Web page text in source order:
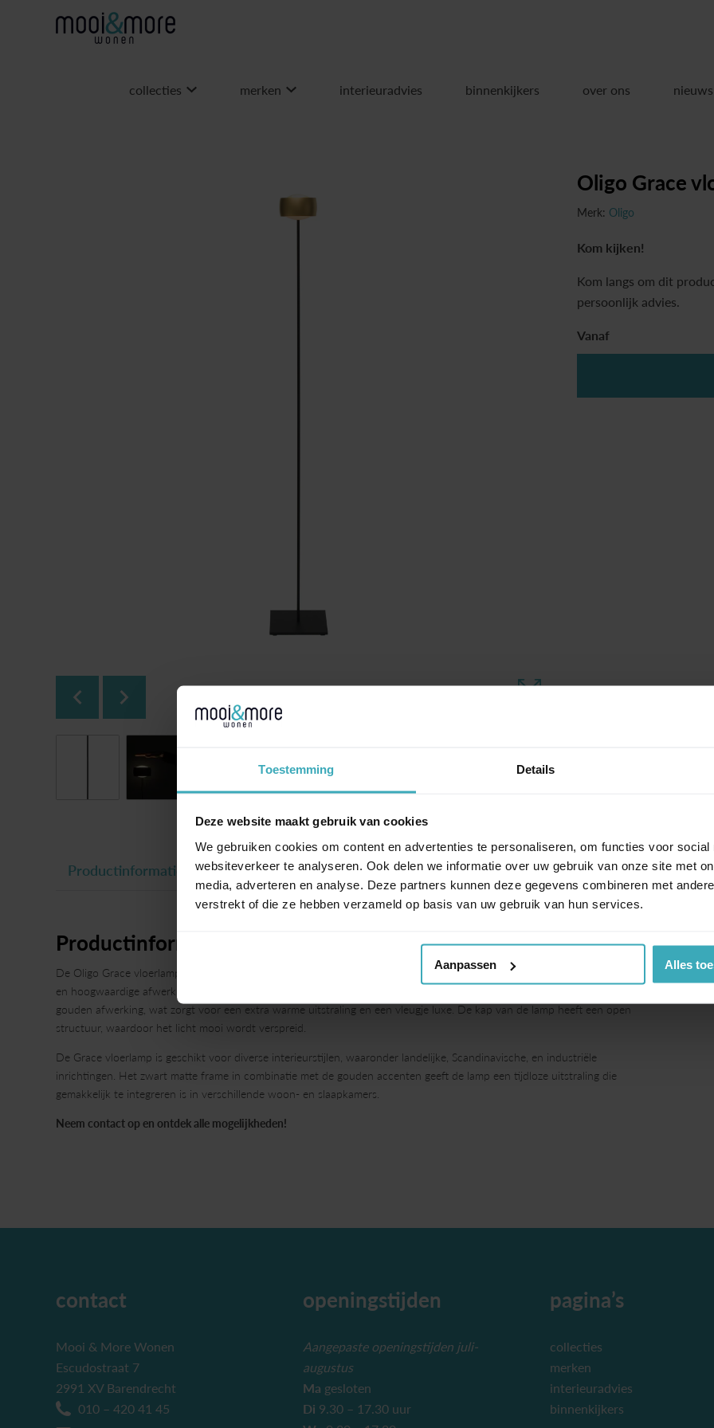
Toestemming Details
Deze website maakt gebruik van cookies
We gebruiken cookies om content en advertenties te personaliseren, om functies voor social
websiteverkeer te analyseren. Ook delen we informatie over uw gebruik van onze site met
media, adverteren en analyse. Deze partners kunnen deze gegevens combineren met
verstrekt of die ze hebben verzameld op basis van uw gebruik van hun services.
Aanpassen Alles
collecties merken interieuradvies binnenkijkers over ons nieuws
Oligo Grace
Merk: Oligo
Kom kijken!
Kom langs om dit
persoonlijk advies.
Vanaf
Productinformatie
Productinformatie
De Oligo Grace vloerlamp in zwart mat met goud is een prachtige toevoeging aan elk interieur. Met zijn elegante ontwerp
en hoogwaardige afwerking brengt deze lamp een fijne sfeer in huis. De lamp is volledig gemaakt van metaal en heeft een
gouden afwerking, wat zorgt voor een extra warme uitstraling en een vleugje luxe. De kap van de lamp heeft een open
structuur, waardoor het licht mooi wordt verspreid.
De Grace vloerlamp is geschikt voor diverse interieurstijlen, waaronder landelijke, Scandinavische, en industriële
inrichtingen. Het zwart matte frame in combinatie met de gouden accenten geeft de lamp een tijdloze uitstraling die
gemakkelijk te integreren is in verschillende woon- en slaapkamers.
Neem contact op en ontdek alle mogelijkheden!
contact
Mooi & More Wonen
Escudostraat 7
2991 XV Barendrecht
010 – 420 41 45
openingstijden
Aangepaste openingstijden juli-
augustus
Ma gesloten
Di 9.30 – 17.30 uur
pagina’s
collecties
merken
interieuradvies
binnenkijkers